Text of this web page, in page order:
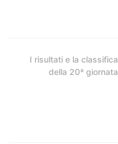
I risultati e la classifica
della 20ª giornata